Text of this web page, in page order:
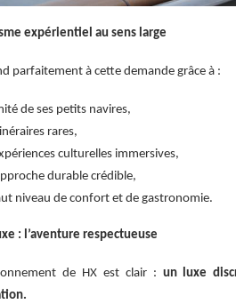
expérientiel au sens large
parfaitement à cette demande grâce à :
de ses petits navires,
rares,
culturelles immersives,
durable crédible,
niveau de confort et de gastronomie.
: l’aventure respectueuse
de HX est clair : un luxe